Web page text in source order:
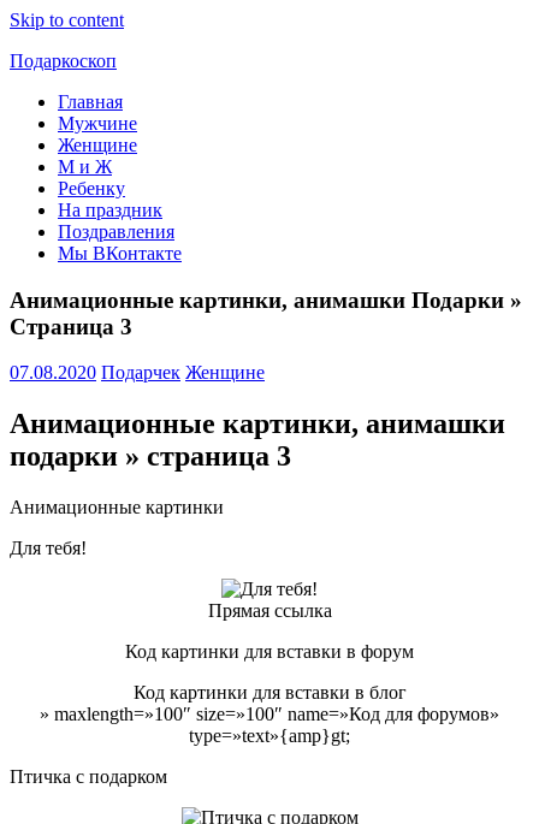
Skip to content
Подаркоскоп
Поможем
выбрать
подарить
Главная
Мужчине
Женщине
М и Ж
Ребенку
На праздник
Поздравления
Мы ВКонтакте
Анимационные картинки, анимашки Подарки »
Страница 3
07.08.2020 Подарчек Женщине
Анимационные картинки, анимашки
подарки » страница 3
Анимационные картинки
Для тебя!
Прямая ссылка
Код картинки для вставки в форум
Код картинки для вставки в блог
» maxlength=»100″ size=»100″ name=»Код для форумов»
type=»text»{amp}gt;
Птичка с подарком